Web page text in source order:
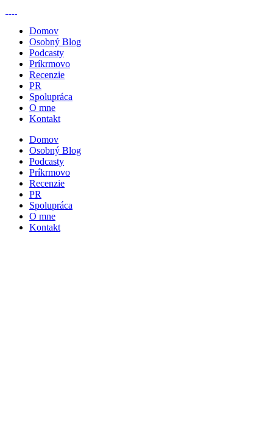
Domov
Osobný Blog
Podcasty
Príkrmovo
Recenzie
PR
Spolupráca
O mne
Kontakt
Domov
Osobný Blog
Podcasty
Príkrmovo
Recenzie
PR
Spolupráca
O mne
Kontakt